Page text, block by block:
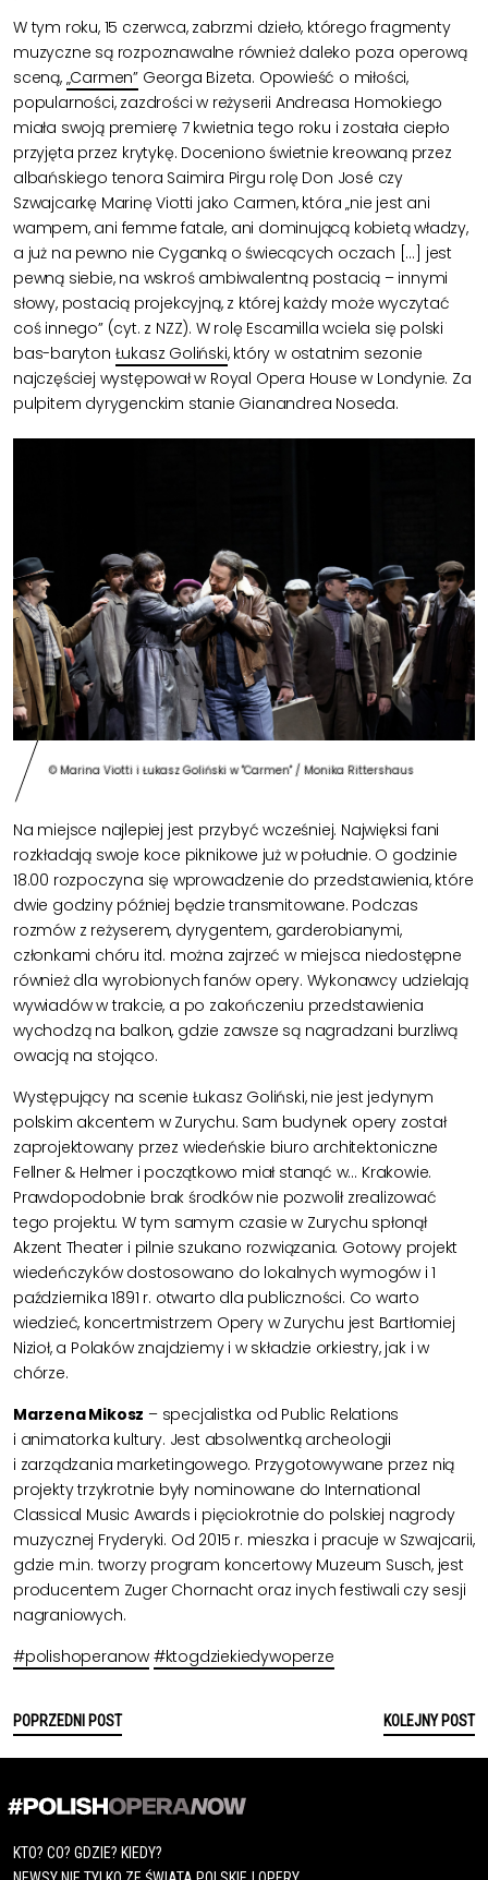
W tym roku, 15 czerwca, zabrzmi dzieło, którego fragmenty
muzyczne są rozpoznawalne również daleko poza operową
sceną, „Carmen” Georga Bizeta. Opowieść o miłości,
popularności, zazdrości w reżyserii Andreasa Homokiego
miała swoją premierę 7 kwietnia tego roku i została ciepło
przyjęta przez krytykę. Doceniono świetnie kreowaną przez
albańskiego tenora Saimira Pirgu rolę Don José czy
Szwajcarkę Marinę Viotti jako Carmen, która „nie jest ani
wampem, ani femme fatale, ani dominującą kobietą władzy,
a już na pewno nie Cyganką o świecących oczach […] jest
pewną siebie, na wskroś ambiwalentną postacią – innymi
słowy, postacią projekcyjną, z której każdy może wyczytać
coś innego” (cyt. z NZZ). W rolę Escamilla wciela się polski
bas-baryton Łukasz Goliński, który w ostatnim sezonie
najczęściej występował w Royal Opera House w Londynie. Za
pulpitem dyrygenckim stanie Gianandrea Noseda.
© Marina Viotti i Łukasz Goliński w "Carmen" / Monika Rittershaus
Na miejsce najlepiej jest przybyć wcześniej. Najwięksi fani
rozkładają swoje koce piknikowe już w południe. O godzinie
18.00 rozpoczyna się wprowadzenie do przedstawienia, które
dwie godziny później będzie transmitowane. Podczas
rozmów z reżyserem, dyrygentem, garderobianymi,
członkami chóru itd. można zajrzeć w miejsca niedostępne
również dla wyrobionych fanów opery. Wykonawcy udzielają
wywiadów w trakcie, a po zakończeniu przedstawienia
wychodzą na balkon, gdzie zawsze są nagradzani burzliwą
owacją na stojąco.
Występujący na scenie Łukasz Goliński, nie jest jedynym
polskim akcentem w Zurychu. Sam budynek opery został
zaprojektowany przez wiedeńskie biuro architektoniczne
Fellner & Helmer i początkowo miał stanąć w… Krakowie.
Prawdopodobnie brak środków nie pozwolił zrealizować
tego projektu. W tym samym czasie w Zurychu spłonął
Akzent Theater i pilnie szukano rozwiązania. Gotowy projekt
wiedeńczyków dostosowano do lokalnych wymogów i 1
października 1891 r. otwarto dla publiczności. Co warto
wiedzieć, koncertmistrzem Opery w Zurychu jest Bartłomiej
Nizioł, a Polaków znajdziemy i w składzie orkiestry, jak i w
chórze.
Marzena Mikosz – specjalistka od Public Relations
i animatorka kultury. Jest absolwentką archeologii
i zarządzania marketingowego. Przygotowywane przez nią
projekty trzykrotnie były nominowane do International
Classical Music Awards i pięciokrotnie do polskiej nagrody
muzycznej Fryderyki. Od 2015 r. mieszka i pracuje w Szwajcarii,
gdzie m.in. tworzy program koncertowy Muzeum Susch, jest
producentem Zuger Chornacht oraz inych festiwali czy sesji
nagraniowych.
#polishoperanow #ktogdziekiedywoperze
POPRZEDNI POST KOLEJNY POST
KTO? CO? GDZIE? KIEDY?